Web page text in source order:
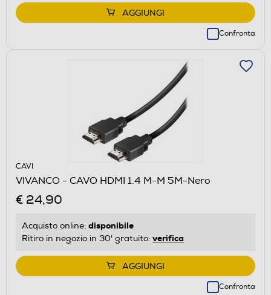
AGGIUNGI
Confronta
CAVI
VIVANCO - CAVO HDMI 1.4 M-M 5M-Nero
€ 24,90
Acquisto online: disponibile
Ritiro in negozio in 30' gratuito: verifica
AGGIUNGI
Confronta